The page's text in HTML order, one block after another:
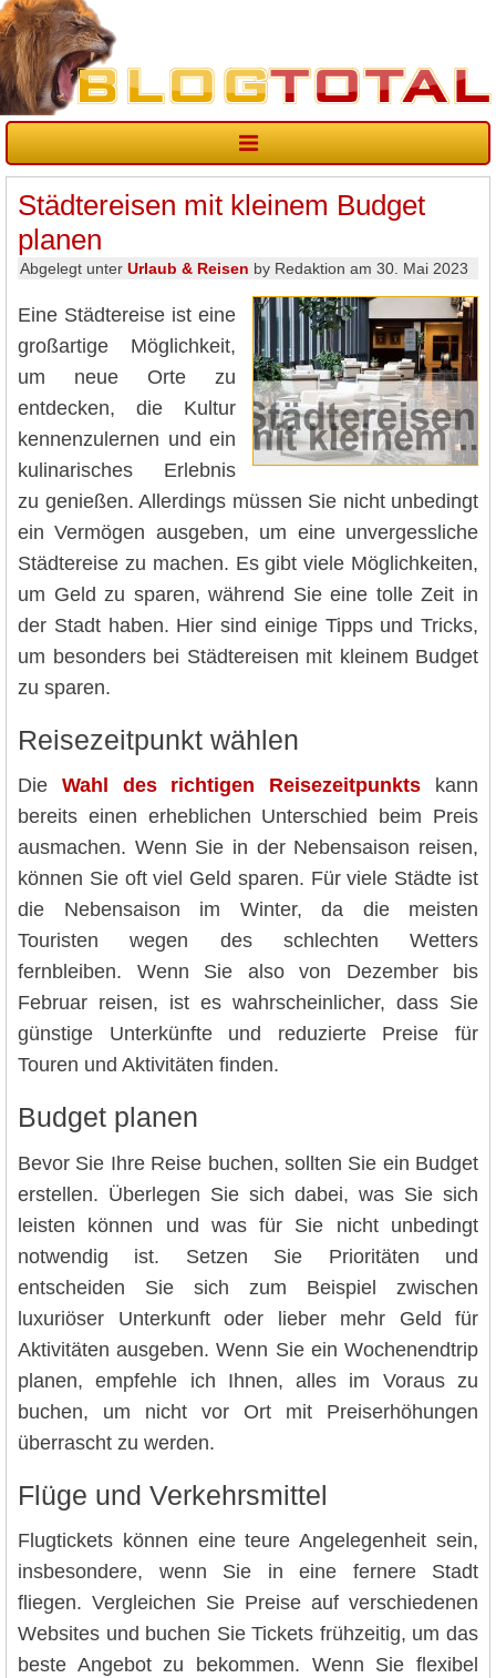
Städtereisen mit kleinem Budget
planen
Abgelegt unter Urlaub & Reisen by Redaktion am 30. Mai 2023
Eine Städtereise ist eine
großartige Möglichkeit,
um neue Orte zu
entdecken, die Kultur
kennenzulernen und ein
kulinarisches Erlebnis
zu genießen. Allerdings müssen Sie nicht unbedingt
ein Vermögen ausgeben, um eine unvergessliche
Städtereise zu machen. Es gibt viele Möglichkeiten,
um Geld zu sparen, während Sie eine tolle Zeit in
der Stadt haben. Hier sind einige Tipps und Tricks,
um besonders bei Städtereisen mit kleinem Budget
zu sparen.
Reisezeitpunkt wählen
Die Wahl des richtigen Reisezeitpunkts kann
bereits einen erheblichen Unterschied beim Preis
ausmachen. Wenn Sie in der Nebensaison reisen,
können Sie oft viel Geld sparen. Für viele Städte ist
die Nebensaison im Winter, da die meisten
Touristen wegen des schlechten Wetters
fernbleiben. Wenn Sie also von Dezember bis
Februar reisen, ist es wahrscheinlicher, dass Sie
günstige Unterkünfte und reduzierte Preise für
Touren und Aktivitäten finden.
Budget planen
Bevor Sie Ihre Reise buchen, sollten Sie ein Budget
erstellen. Überlegen Sie sich dabei, was Sie sich
leisten können und was für Sie nicht unbedingt
notwendig ist. Setzen Sie Prioritäten und
entscheiden Sie sich zum Beispiel zwischen
luxuriöser Unterkunft oder lieber mehr Geld für
Aktivitäten ausgeben. Wenn Sie ein Wochenendtrip
planen, empfehle ich Ihnen, alles im Voraus zu
buchen, um nicht vor Ort mit Preiserhöhungen
überrascht zu werden.
Flüge und Verkehrsmittel
Flugtickets können eine teure Angelegenheit sein,
insbesondere, wenn Sie in eine fernere Stadt
fliegen. Vergleichen Sie Preise auf verschiedenen
Websites und buchen Sie Tickets frühzeitig, um das
beste Angebot zu bekommen. Wenn Sie flexibel